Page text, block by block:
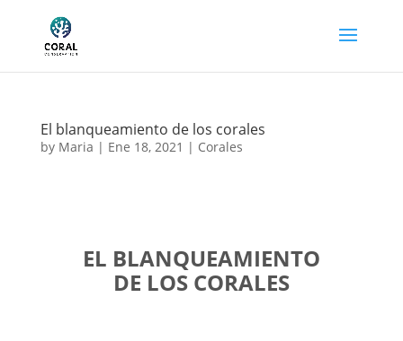
El blanqueamiento de los corales
by Maria | Ene 18, 2021 | Corales
EL BLANQUEAMIENTO
DE LOS CORALES